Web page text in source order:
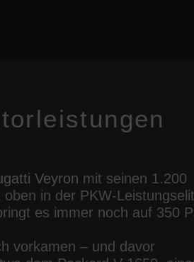
Veyron mit seinen 1.200
in der PKW-
es immer noch auf 350
vorkamen – und davor